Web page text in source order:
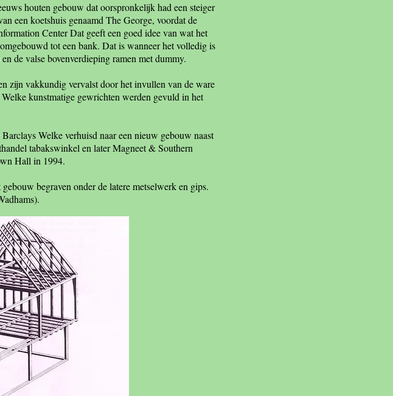
houten gebouw dat oorspronkelijk had een steiger
een koetshuis genaamd The George, voordat de
Center Dat geeft een goed idee van wat het
tot een bank. Dat is wanneer het volledig is
de valse bovenverdieping ramen met dummy.
zijn vakkundig vervalst door het invullen van de ware
kunstmatige gewrichten werden gevuld in het
Welke verhuisd naar een nieuw gebouw naast
tabakswinkel en later Magneet & Southern
Hall in 1994.
begraven onder de latere metselwerk en gips.